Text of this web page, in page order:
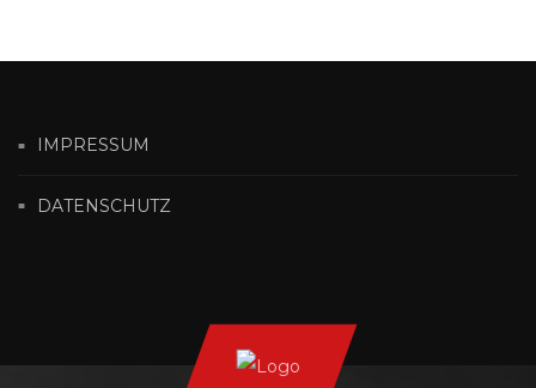
IMPRESSUM
DATENSCHUTZ